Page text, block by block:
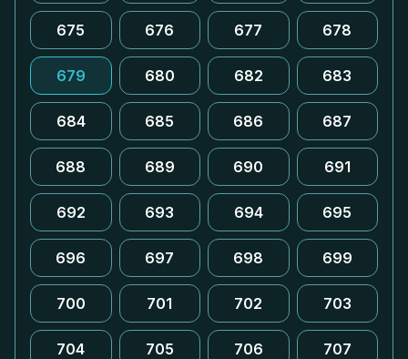
675 676 677 678
679 680 682 683
684 685 686 687
688 689 690 691
692 693 694 695
696 697 698 699
700 701 702 703
704 705 706 707